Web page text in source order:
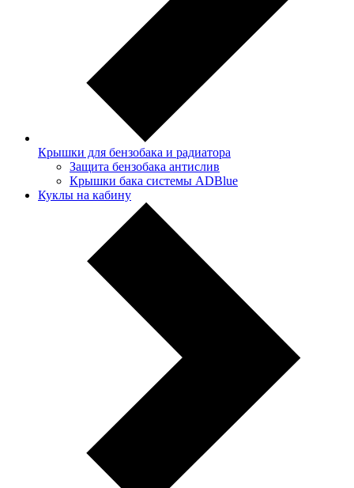
Крышки для бензобака и радиатора
Защита бензобака антислив
Крышки бака системы ADBlue
Куклы на кабину